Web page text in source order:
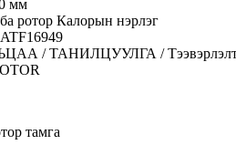
мм
ротор Калорын нэрлэг
/ ТАНИЛЦУУЛГА / Тээвэрлэлт /